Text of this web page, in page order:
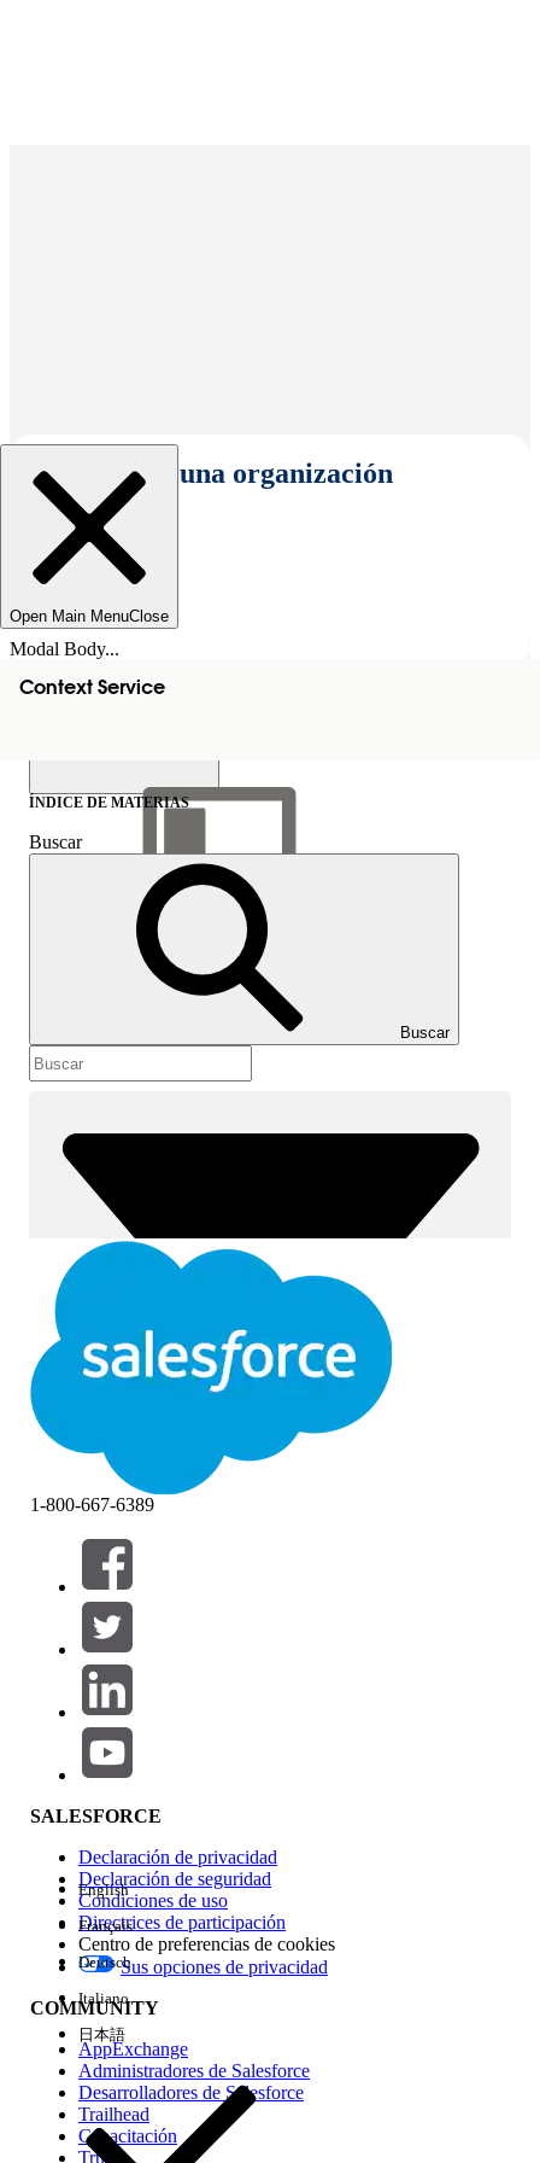
Seleccionar una organización
Open Main MenuClose
Modal Body...
Context Service
Mostrar índice de
materias
Índice de materias
ÍNDICE DE MATERIAS
Buscar
Buscar
Filtrar por (0)
SELECCIONAR FILTROS
Área de productos
Repercusión de función
Edición
Experiencia
1-800-667-6389
SALESFORCE
Declaración de privacidad
Declaración de seguridad
Condiciones de uso
Directrices de participación
Centro de preferencias de cookies
Sus opciones de privacidad
COMMUNITY
AppExchange
Administradores de Salesforce
Desarrolladores de Salesforce
Trailhead
Capacitación
Trust
English
Français
Deutsch
Italiano
日本語